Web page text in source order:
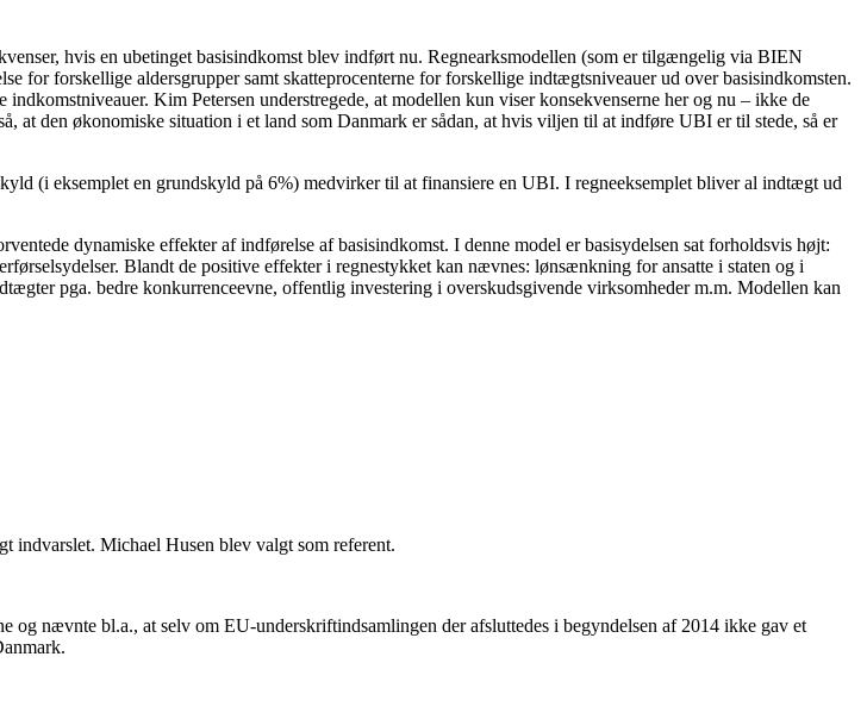
hvis en ubetinget basisindkomst blev indført nu. Regnearksmodellen (som er tilgængelig via BIEN
for forskellige aldersgrupper samt skatteprocenterne for forskellige indtægtsniveauer ud over basisindkomsten.
Kim Petersen understregede, at modellen kun viser konsekvenserne her og nu – ikke de
den økonomiske situation i et land som Danmark er sådan, at hvis viljen til at indføre UBI er til stede, så er
(i eksemplet en grundskyld på 6%) medvirker til at finansiere en UBI. I regneeksemplet bliver al indtægt ud
dynamiske effekter af indførelse af basisindkomst. I denne model er basisydelsen sat forholdsvis højt:
Blandt de positive effekter i regnestykket kan nævnes: lønsænkning for ansatte i staten og i
pga. bedre konkurrenceevne, offentlig investering i overskudsgivende virksomheder m.m. Modellen kan
indvarslet. Michael Husen blev valgt som referent.
og nævnte bl.a., at selv om EU-underskriftindsamlingen der afsluttedes i begyndelsen af 2014 ikke gav et